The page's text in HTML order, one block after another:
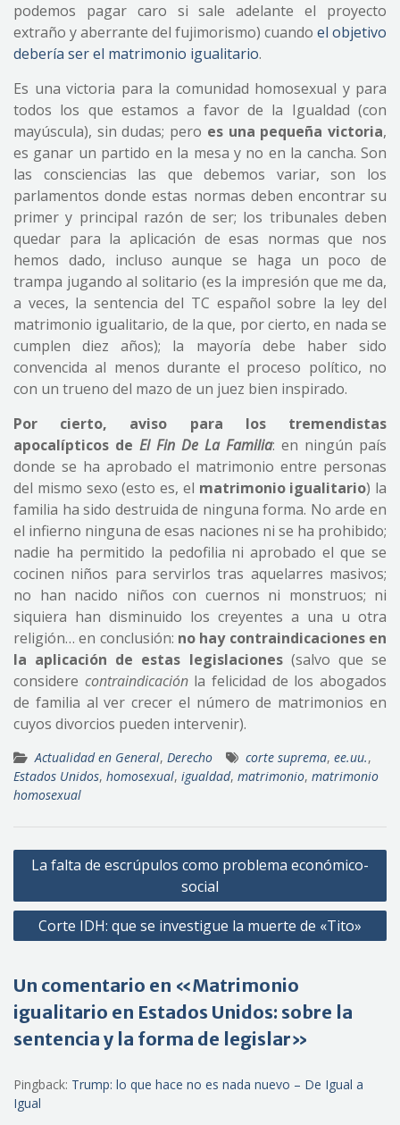
podemos pagar caro si sale adelante el proyecto
extraño y aberrante del fujimorismo) cuando el objetivo
debería ser el matrimonio igualitario.
Es una victoria para la comunidad homosexual y para
todos los que estamos a favor de la Igualdad (con
mayúscula), sin dudas; pero es una pequeña victoria,
es ganar un partido en la mesa y no en la cancha. Son
las consciencias las que debemos variar, son los
parlamentos donde estas normas deben encontrar su
primer y principal razón de ser; los tribunales deben
quedar para la aplicación de esas normas que nos
hemos dado, incluso aunque se haga un poco de
trampa jugando al solitario (es la impresión que me da,
a veces, la sentencia del TC español sobre la ley del
matrimonio igualitario, de la que, por cierto, en nada se
cumplen diez años); la mayoría debe haber sido
convencida al menos durante el proceso político, no
con un trueno del mazo de un juez bien inspirado.
Por cierto, aviso para los tremendistas
apocalípticos de El Fin De La Familia: en ningún país
donde se ha aprobado el matrimonio entre personas
del mismo sexo (esto es, el matrimonio igualitario) la
familia ha sido destruida de ninguna forma. No arde en
el infierno ninguna de esas naciones ni se ha prohibido;
nadie ha permitido la pedofilia ni aprobado el que se
cocinen niños para servirlos tras aquelarres masivos;
no han nacido niños con cuernos ni monstruos; ni
siquiera han disminuido los creyentes a una u otra
religión… en conclusión: no hay contraindicaciones en
la aplicación de estas legislaciones(salvo que se
considere contraindicaciónla felicidad de los abogados
de familia al ver crecer el número de matrimonios en
cuyos divorcios pueden intervenir).
Actualidad en General, Derecho corte suprema, ee.uu.,
Estados Unidos, homosexual, igualdad, matrimonio, matrimonio
homosexual
Navegación
entradas
La falta de escrúpulos como problema económico-
social
Corte IDH: que se investigue la muerte de «Tito»
Un comentario en «Matrimonio
igualitario en Estados Unidos: sobre la
sentencia y la forma de legislar»
Pingback: Trump: lo que hace no es nada nuevo – De Igual a
Igual